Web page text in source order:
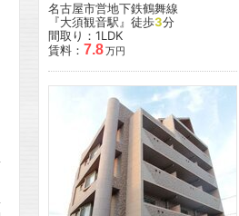
名古屋市営地下鉄鶴舞線
『大須観音駅』徒歩3分
間取り：1LDK
賃料： 7.8万円